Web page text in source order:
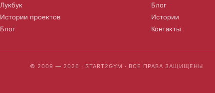
Лукбук
Истории проектов
Блог
Блог
Истории
Контакты
© 2009 — 2026 · START2GYM · ВСЕ ПРАВА ЗАЩИЩЕНЫ